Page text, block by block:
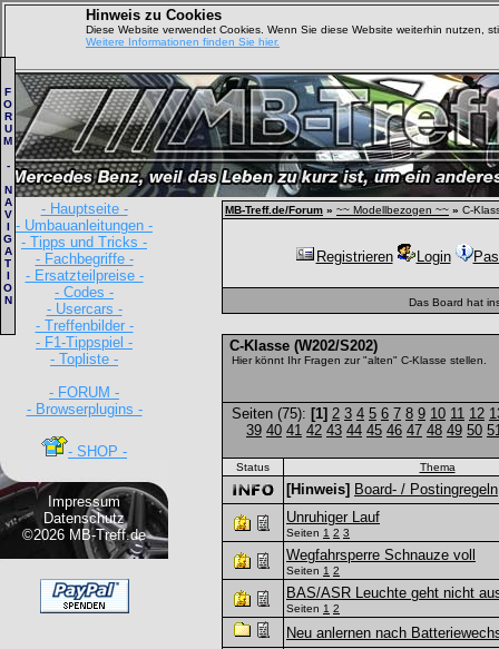
Hinweis zu Cookies
Diese Website verwendet Cookies. Wenn Sie diese Website weiterhin nutzen,
Weitere Informationen finden Sie hier.
- Hauptseite -
- Umbauanleitungen -
- Tipps und Tricks -
- Fachbegriffe -
- Ersatzteilpreise -
- Codes -
- Usercars -
- Treffenbilder -
- F1-Tippspiel -
- Topliste -
- FORUM -
- Browserplugins -
- SHOP -
Impressum
Datenschutz
©2026 MB-Treff.de
F
O
R
U
M
-
N
A
V
I
G
A
T
I
O
N
MB-Treff.de/Forum » ~~ Modellbezogen ~~ » C-
Registrieren Login
Das Board hat
C-Klasse (W202/S202)
Hier könnt Ihr Fragen zur "alten" C-Klasse stellen.
Seiten (75): [1] 2 3 4 5 6 7 8 9 10 11 12
39 40 41 42 43 44 45 46 47 48 49 50
Status Thema
[Hinweis] Board- / Postingregeln
Unruhiger Lauf
Seiten 1 2 3
Wegfahrsperre Schnauze voll
Seiten 1 2
BAS/ASR Leuchte geht nicht
Seiten 1 2
Neu anlernen nach